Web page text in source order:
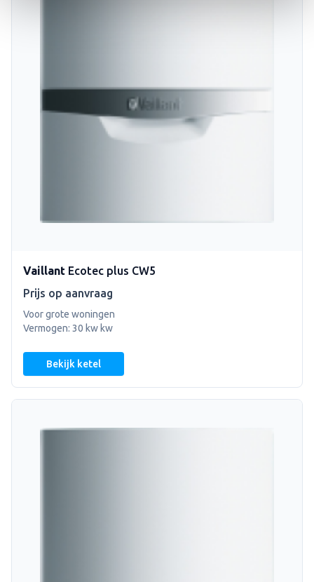
Vaillant Ecotec plus CW5
Prijs op aanvraag
Voor grote woningen
Vermogen: 30 kw kw
Bekijk ketel